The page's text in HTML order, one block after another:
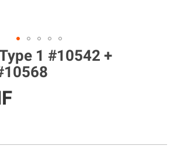
1 #10542 +